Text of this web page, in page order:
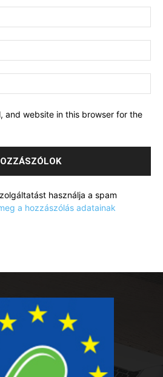
and website in this browser for the
használja a spam
a hozzászólás adatainak